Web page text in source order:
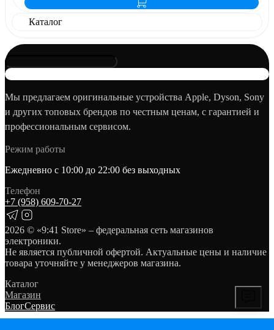
Каталог
Мы предлагаем оригинальные устройства Apple, Dyson, Sony
и других топовых брендов по честным ценам, с гарантией и
профессиональным сервисом.
Режим работы
Ежедневно с 10:00 до 22:00 без выходных
Телефон
+7 (958) 609‑70‑27
2026 © «9:41 Store» – федеральная сеть магазинов
электроники.
Не является публичной офертой. Актуальные цены и наличие
товара уточняйте у менеджеров магазина.
Каталог
Магазин
БлогСервис